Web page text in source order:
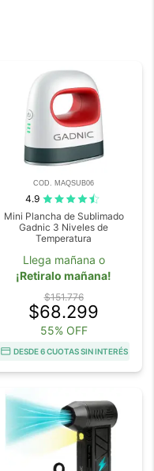
COD. MAQSUB06
4.9
Mini Plancha de Sublimado
Gadnic 3 Niveles de
Temperatura
Llega mañana o
¡Retiralo mañana!
$151.776
$68.299
55% OFF
DESDE 6 CUOTAS SIN INTERÉS